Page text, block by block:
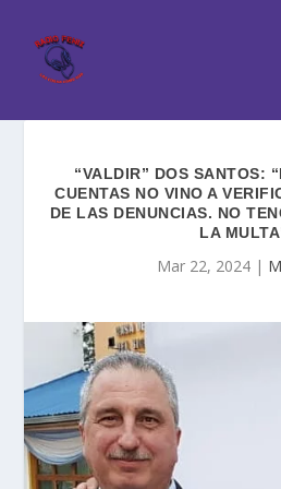
“VALDIR” DOS SANTOS:
CUENTAS NO VINO A
DE LAS DENUNCIAS. NO
LA
Mar 22, 2024 |